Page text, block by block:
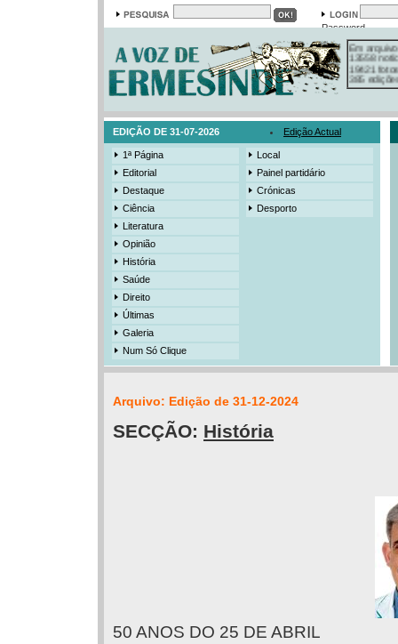
Password
13558
19421
385
3206
525
EDIÇÃO DE 31-07-2026 Edição Actual
1ª Página
Editorial
Destaque
Ciência
Literatura
Opinião
História
Saúde
Direito
Últimas
Galeria
Num Só Clique
Local
Painel partidário
Crónicas
Desporto
Arquivo: Edição de 31-12-2024
SECÇÃO: História
50 ANOS DO 25 DE ABRIL